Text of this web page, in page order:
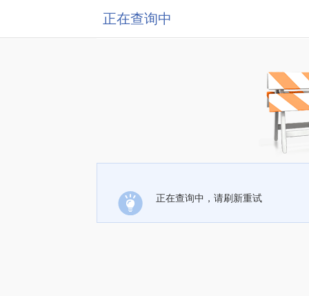
正在查询中
正在查询中，请刷新重试